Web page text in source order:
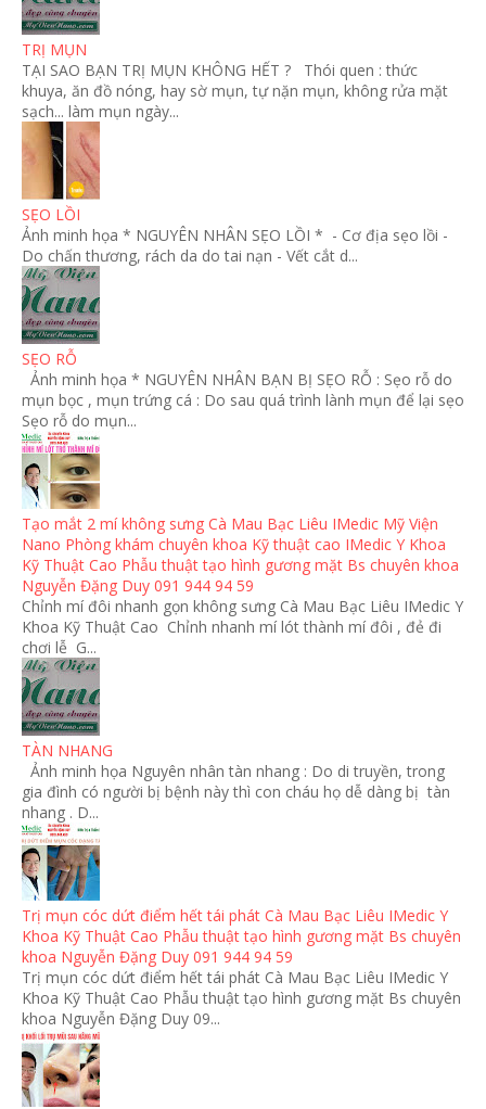
TRỊ MỤN
TẠI SAO BẠN TRỊ MỤN KHÔNG HẾT ? Thói quen : thức
khuya, ăn đồ nóng, hay sờ mụn, tự nặn mụn, không rửa mặt
sạch... làm mụn ngày...
SẸO LỒI
Ảnh minh họa * NGUYÊN NHÂN SẸO LỒI * - Cơ địa sẹo lồi -
Do chấn thương, rách da do tai nạn - Vết cắt d...
SẸO RỖ
Ảnh minh họa * NGUYÊN NHÂN BẠN BỊ SẸO RỖ : Sẹo rỗ do
mụn bọc , mụn trứng cá : Do sau quá trình lành mụn để lại sẹo
Sẹo rỗ do mụn...
Tạo mắt 2 mí không sưng Cà Mau Bạc Liêu IMedic Mỹ Viện
Nano Phòng khám chuyên khoa Kỹ thuật cao IMedic Y Khoa
Kỹ Thuật Cao Phẫu thuật tạo hình gương mặt Bs chuyên khoa
Nguyễn Đặng Duy 091 944 94 59
Chỉnh mí đôi nhanh gọn không sưng Cà Mau Bạc Liêu IMedic Y
Khoa Kỹ Thuật Cao Chỉnh nhanh mí lót thành mí đôi , đẻ đi
chơi lễ G...
TÀN NHANG
Ảnh minh họa Nguyên nhân tàn nhang : Do di truyền, trong
gia đình có người bị bệnh này thì con cháu họ dễ dàng bị tàn
nhang . D...
Trị mụn cóc dứt điểm hết tái phát Cà Mau Bạc Liêu IMedic Y
Khoa Kỹ Thuật Cao Phẫu thuật tạo hình gương mặt Bs chuyên
khoa Nguyễn Đặng Duy 091 944 94 59
Trị mụn cóc dứt điểm hết tái phát Cà Mau Bạc Liêu IMedic Y
Khoa Kỹ Thuật Cao Phẫu thuật tạo hình gương mặt Bs chuyên
khoa Nguyễn Đặng Duy 09...